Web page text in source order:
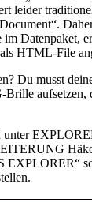
leider
Datenpaket,
HTML-File
Du musst
aufsetzen,
EXPLORER“